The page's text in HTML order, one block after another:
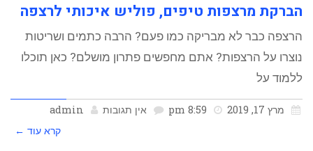
הברקת מרצפות טיפים, פוליש איכותי לרצפה
הרצפה כבר לא מבריקה כמו פעם? הרבה כתמים ושריטות
נוצרו על הרצפות? אתם מחפשים פתרון מושלם? כאן תוכלו
ללמוד על
מרץ 17, 2019 אין תגובות
admin
קרא עוד ←